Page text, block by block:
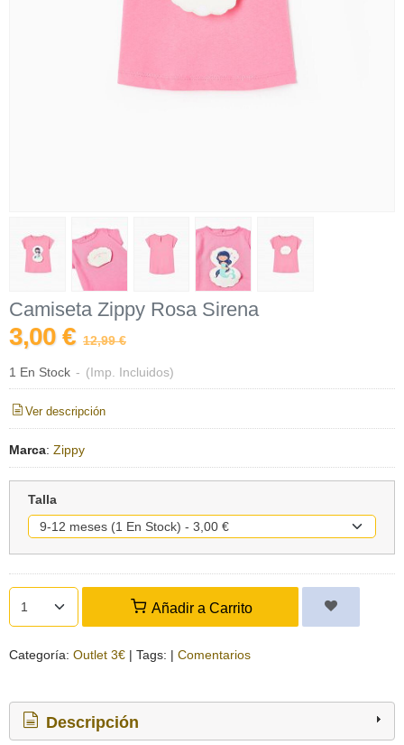
Camiseta Zippy Rosa Sirena
3,00 € 12,99 €
1 En Stock - (Imp. Incluidos)
Ver descripción
Marca: Zippy
Talla
Añadir a Carrito
Categoría: Outlet 3€ | Tags: | Comentarios
Descripción